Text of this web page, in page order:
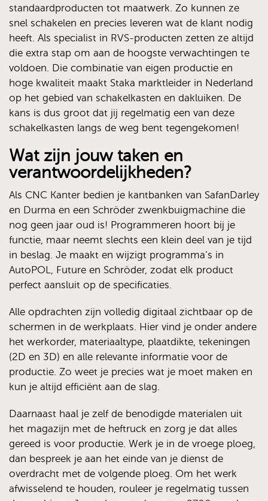
standaardproducten tot maatwerk. Zo kunnen ze
snel schakelen en precies leveren wat de klant nodig
heeft. Als specialist in RVS-producten zetten ze altijd
die extra stap om aan de hoogste verwachtingen te
voldoen. Die combinatie van eigen productie en
hoge kwaliteit maakt Staka marktleider in Nederland
op het gebied van schakelkasten en dakluiken. De
kans is dus groot dat jij regelmatig een van deze
schakelkasten langs de weg bent tegengekomen!
Wat zijn jouw taken en
verantwoordelijkheden?
Als CNC Kanter bedien je kantbanken van SafanDarley
en Durma en een Schröder zwenkbuigmachine die
nog geen jaar oud is! Programmeren hoort bij je
functie, maar neemt slechts een klein deel van je tijd
in beslag. Je maakt en wijzigt programma’s in
AutoPOL, Future en Schröder, zodat elk product
perfect aansluit op de specificaties.
Alle opdrachten zijn volledig digitaal zichtbaar op de
schermen in de werkplaats. Hier vind je onder andere
het werkorder, materiaaltype, plaatdikte, tekeningen
(2D en 3D) en alle relevante informatie voor de
productie. Zo weet je precies wat je moet maken en
kun je altijd efficiënt aan de slag.
Daarnaast haal je zelf de benodigde materialen uit
het magazijn met de heftruck en zorg je dat alles
gereed is voor productie. Werk je in de vroege ploeg,
dan bespreek je aan het einde van je dienst de
overdracht met de volgende ploeg. Om het werk
afwisselend te houden, rouleer je regelmatig tussen